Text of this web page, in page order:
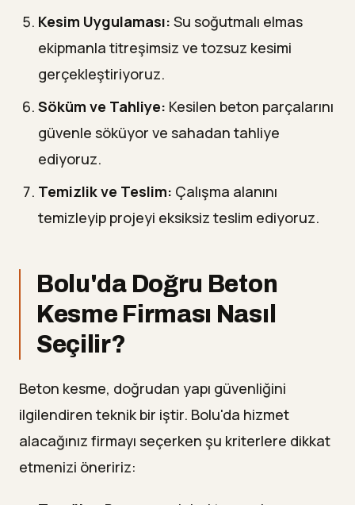
Kesim Uygulaması: Su soğutmalı elmas
ekipmanla titreşimsiz ve tozsuz kesimi
gerçekleştiriyoruz.
Söküm ve Tahliye: Kesilen beton parçalarını
güvenle söküyor ve sahadan tahliye
ediyoruz.
Temizlik ve Teslim: Çalışma alanını
temizleyip projeyi eksiksiz teslim ediyoruz.
Bolu'da Doğru Beton
Kesme Firması Nasıl
Seçilir?
Beton kesme, doğrudan yapı güvenliğini
ilgilendiren teknik bir iştir. Bolu'da hizmet
alacağınız firmayı seçerken şu kriterlere dikkat
etmenizi öneririz: